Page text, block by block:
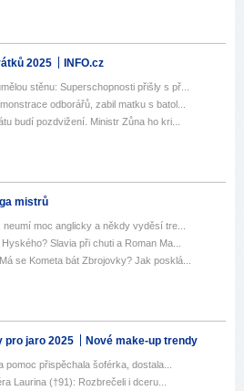
2025 INFO.cz
stěnu: Superschopnosti přišly s př...
odborářů, zabil matku s batol...
budí pozdvižení. Ministr Zůna ho kri...
mistrů
moc anglicky a někdy vyděsí tre...
Slavia při chuti a Roman Ma...
se Kometa bát Zbrojovky? Jak posklá...
pro jaro 2025 Nové make-up trendy
přispěchala šoférka, dostala...
Laurina (†91): Rozbrečeli i dceru...